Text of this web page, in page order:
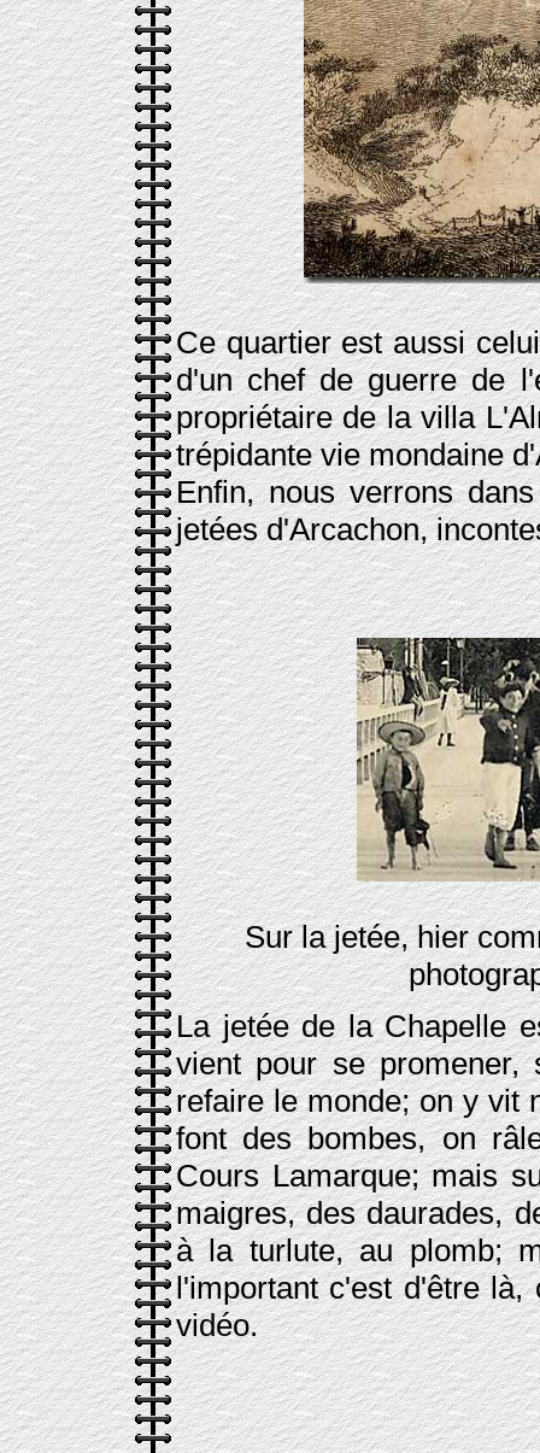
Ce quartier est aussi
d'un chef de guerre de
propriétaire de la villa
trépidante vie mondaine
Enfin, nous verrons
jetées d'Arcachon,
Sur la jetée, hier
La jetée de la Chapelle
vient pour se
refaire le monde; on y vit
font des bombes, on
Cours Lamarque; mais
maigres, des daurades,
à la turlute, au plomb;
l'important c'est d'être
vidéo.